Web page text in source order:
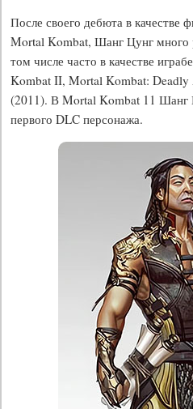
После своего дебюта в качестве
Mortal Kombat, Шанг Цунг много
том числе часто в качестве
Kombat II, Mortal Kombat:
(2011). В Mortal Kombat 11 Шанг
первого DLC персонажа.